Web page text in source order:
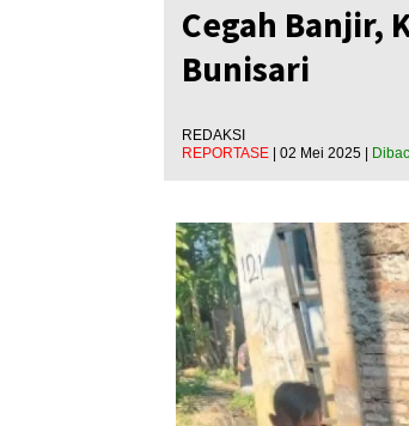
Cegah Banjir,
Bunisari
REDAKSI
REPORTASE | 02 Mei 2025 |